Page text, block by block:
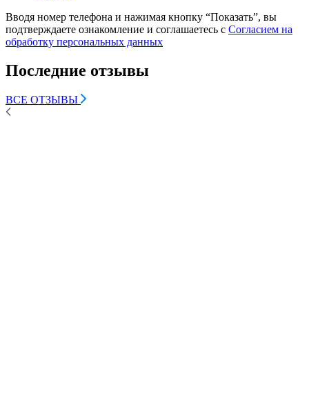
Вводя номер телефона и нажимая кнопку “Показать”, вы
подтверждаете ознакомление и соглашаетесь с Согласием на
обработку персональных данных
Последние отзывы
ВСЕ ОТЗЫВЫ